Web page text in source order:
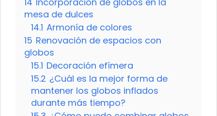
mesa de dulces
14.1 Armonía de colores
15 Renovación de espacios con
globos
15.1 Decoración efímera
15.2 ¿Cuál es la mejor forma de
mantener los globos inflados
durante más tiempo?